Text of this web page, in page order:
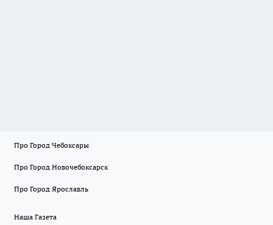
Про Город Чебоксары
Про Город Новочебоксарск
Про Город Ярославль
Наша Газета